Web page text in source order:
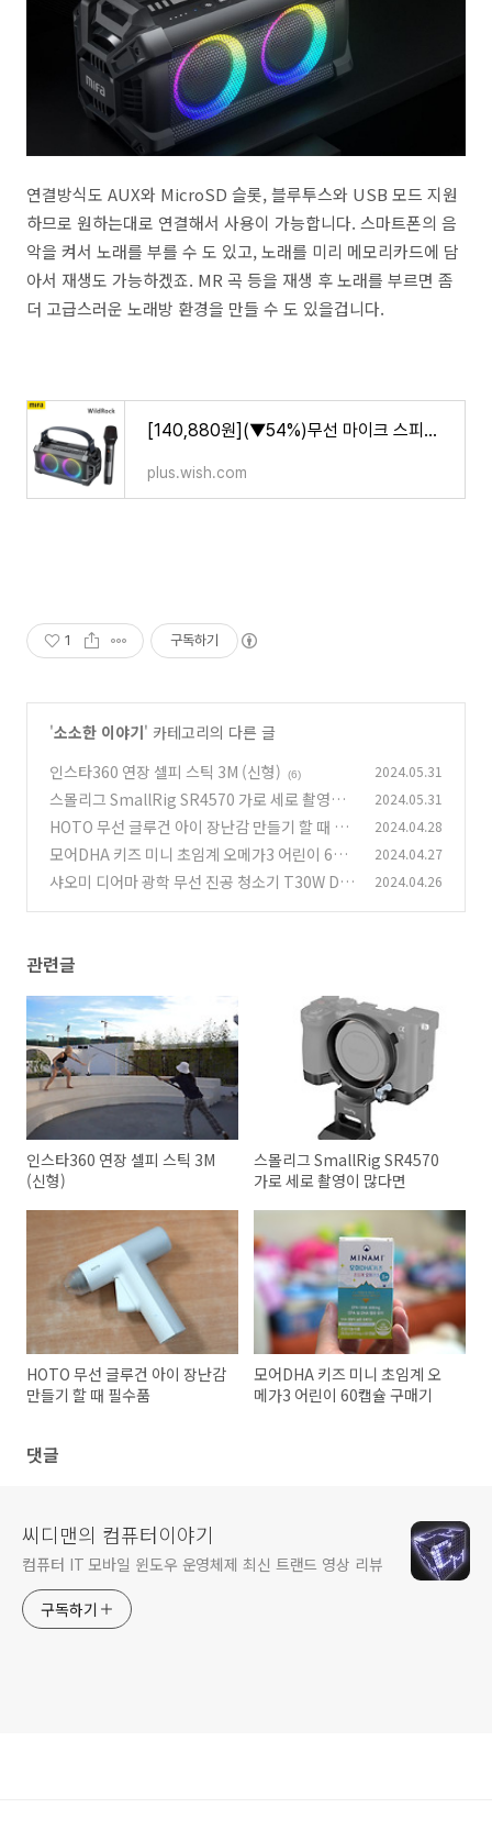
연결방식도 AUX와 MicroSD 슬롯, 블루투스와 USB 모드 지원
하므로 원하는대로 연결해서 사용이 가능합니다. 스마트폰의 음
악을 켜서 노래를 부를 수 도 있고, 노래를 미리 메모리카드에 담
아서 재생도 가능하겠죠. MR 곡 등을 재생 후 노래를 부르면 좀
더 고급스러운 노래방 환경을 만들 수 도 있을겁니다.
[140,880원](▼54%)무선 마이크 스피커가 장착된 WildRock 휴대용 노래방 파티 스피커 12시간 재생 시간
plus.wish.com
1 구독하기
'소소한 이야기' 카테고리의 다른 글
인스타360 연장 셀피 스틱 3M (신형)
(6) 2024.05.31
스몰리그 SmallRig SR4570 가로 세로 촬영이
많다면 (6)
2024.05.31
HOTO 무선 글루건 아이 장난감 만들기 할 때 필
수품
(2)
2024.04.28
모어DHA 키즈 미니 초임계 오메가3 어린이 60
캡슐 구매기
(8)
2024.04.27
샤오미 디어마 광학 무선 진공 청소기 T30W De
2024.04.26
관련글
인스타360 연장 셀피 스틱 3M
(신형)
스몰리그 SmallRig SR4570
가로 세로 촬영이 많다면
HOTO 무선 글루건 아이 장난감
만들기 할 때 필수품
모어DHA 키즈 미니 초임계 오
메가3 어린이 60캡슐 구매기
댓글
씨디맨의 컴퓨터이야기
컴퓨터 IT 모바일 윈도우 운영체제 최신 트랜드 영상 리뷰
구독하기